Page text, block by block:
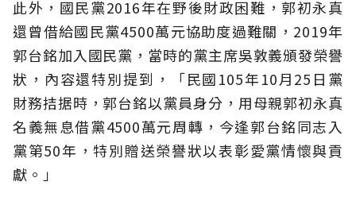
此外，國民黨2016年在野後財政困難，郭初永真
還曾借給國民黨4500萬元協助度過難關，2019年
郭台銘加入國民黨，當時的黨主席吳敦義頒發榮譽
狀，內容還特別提到，「民國105年10月25日黨
財務拮据時，郭台銘以黨員身分，用母親郭初永真
名義無息借黨4500萬元周轉，今逢郭台銘同志入
黨第50年，特別贈送榮譽狀以表彰愛黨情懷與貢
獻。」